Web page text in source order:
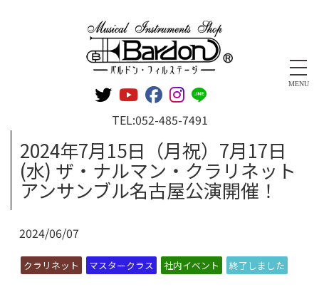
MENU
TEL:052-485-7491
2024年7月15日（月祝）7月17日
(水) ザ・ナルマン・クラリネット
アンサンブル名古屋公演開催！
2024/06/07
クラリネット マスタークラス 社内イベント 終了しました